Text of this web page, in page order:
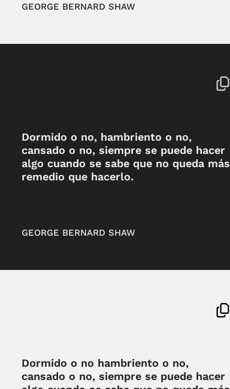
GEORGE BERNARD SHAW
Dormido o no, hambriento o no,
cansado o no, siempre se puede hacer
algo cuando se sabe que no queda más
remedio que hacerlo.
GEORGE BERNARD SHAW
Dormido o no hambriento o no,
cansado o no, siempre se puede hacer